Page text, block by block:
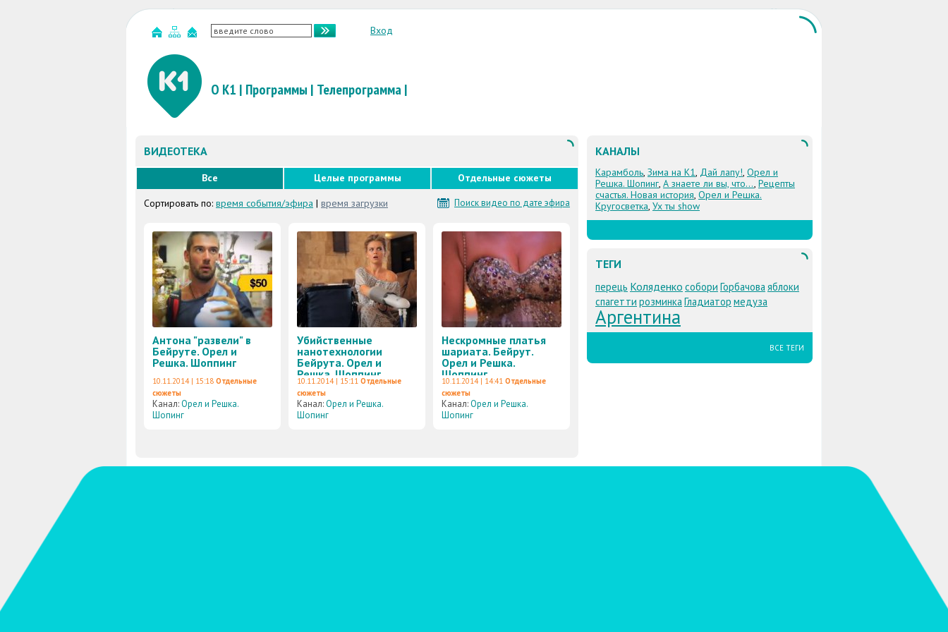
Вход
О К1 | Программы | Телепрограмма|
ВИДЕОТЕКА
Все Целые программы Отдельные сюжеты
Поиск видео по дате эфира
Сортировать по: время события/эфира | время загрузки
Антона "развели" в
Бейруте. Орел и
Решка. Шоппинг
10.11.2014 | 15:18 Отдельные
сюжеты
Канал:Орел и Решка.
Шопинг
Убийственные
нанотехнологии
Бейрута. Орел и
Решка. Шоппинг
10.11.2014 | 15:11 Отдельные
сюжеты
Канал:Орел и Решка.
Шопинг
Нескромные платья
шариата. Бейрут.
Орел и Решка.
Шоппинг
10.11.2014 | 14:41 Отдельные
сюжеты
Канал:Орел и Решка.
Шопинг
КАНАЛЫ
Карамболь, Зима на К1, Дай лапу!, Орел и
Решка. Шопинг, А знаете ли вы, что..., Рецепты
счастья. Новая история, Орел и Решка.
Кругосветка, Ух ты show
ТЕГИ
перець Коляденко собори Горбачоваяблоки
спагетти розминкаГладиатор медуза
Аргентина
ВСЕ ТЕГИ